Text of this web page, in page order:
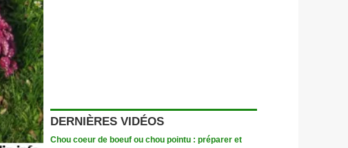
DERNIÈRES VIDÉOS
Chou coeur de boeuf ou chou pointu : préparer et